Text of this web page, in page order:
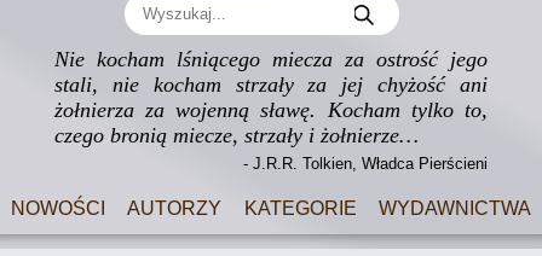
Nie kocham lśniącego miecza za ostrość jego
stali, nie kocham strzały za jej chyżość ani
żołnierza za wojenną sławę. Kocham tylko to,
czego bronią miecze, strzały i żołnierze…
- J.R.R. Tolkien, Władca Pierścieni
Nowości Autorzy Kategorie Wydawnictwa